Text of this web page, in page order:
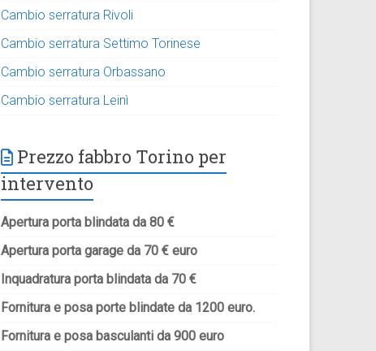
Cambio serratura Rivoli
Cambio serratura Settimo Torinese
Cambio serratura Orbassano
Cambio serratura Leinì
Prezzo fabbro Torino per
intervento
Apertura porta blindata da 80 €
Apertura porta garage da 70 € euro
Inquadratura porta blindata da 70 €
Fornitura e posa porte blindate da 1200 euro.
Fornitura e posa basculanti da 900 euro